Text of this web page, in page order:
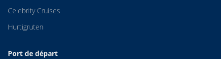
Celebrity Cruises
Hurtigruten
Port de départ